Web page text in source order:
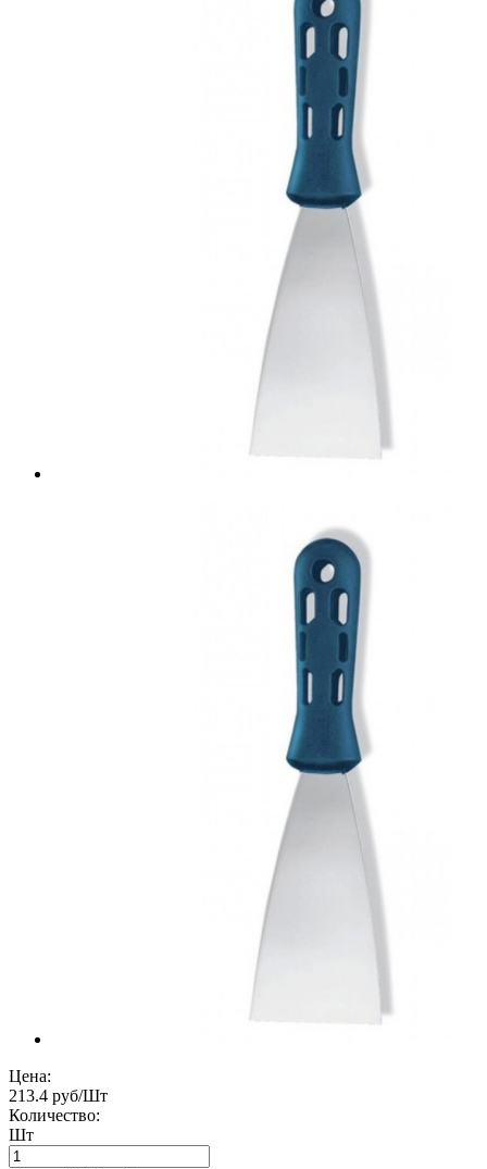
Цена:
213.4 руб/Шт
Количество:
Шт